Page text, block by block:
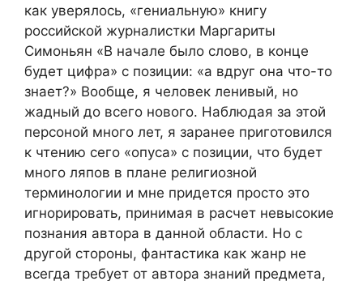
как уверялось, «гениальную» книгу
российской журналистки Маргариты
Симоньян «В начале было слово, в конце
будет цифра» с позиции: «а вдруг она что-то
знает?» Вообще, я человек ленивый, но
жадный до всего нового. Наблюдая за этой
персоной много лет, я заранее приготовился
к чтению сего «опуса» с позиции, что будет
много ляпов в плане религиозной
терминологии и мне придется просто это
игнорировать, принимая в расчет невысокие
познания автора в данной области. Но с
другой стороны, фантастика как жанр не
всегда требует от автора знаний предмета,